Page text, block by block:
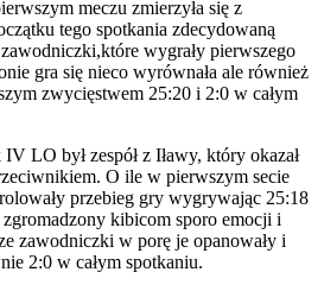
meczu zmierzyła się z
tego spotkania zdecydowaną
zawodniczki,które wygrały pierwszego
gra się nieco wyrównała ale również
zwycięstwem 25:20 i 2:0 w całym
LO był zespół z Iławy, który okazał
O ile w pierwszym secie
przebieg gry wygrywając 25:18
zgromadzony kibicom sporo emocji i
zawodniczki w porę je opanowały i
2:0 w całym spotkaniu.